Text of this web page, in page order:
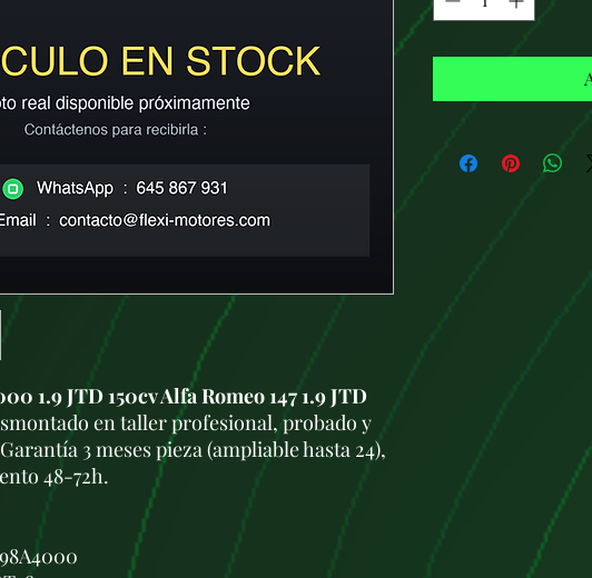
1.9 JTD 150cv Alfa Romeo 147 1.9 JTD
en taller profesional, probado y
3 meses pieza (ampliable hasta 24),
48-72h.